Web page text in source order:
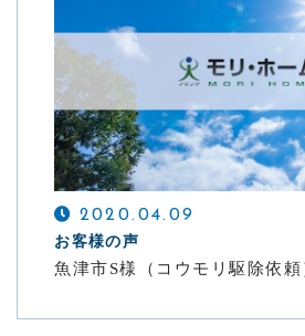
076-479-
受付時間：月曜日～土曜日
2020.04.09
お客様の声
魚津市S様（コウモリ駆除依頼